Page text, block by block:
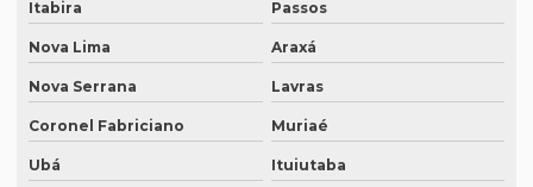
Empresa de tradução juramentada em inglês em campinas
Empresa de tradução juramentada em inglês em sp
Empresa de tradução juramentada em italiano
Empresa de tradução juramentada em italiano em curitiba
Itabira Passos
Nova Lima Araxá
Nova Serrana Lavras
Coronel Fabriciano Muriaé
Ubá Ituiutaba